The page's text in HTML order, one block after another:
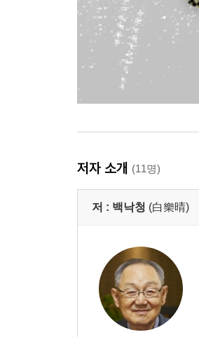
저자 소개 (11명)
저 : 백낙청 (白樂晴)